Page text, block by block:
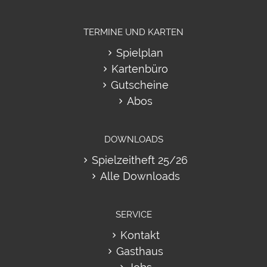
TERMINE UND KARTEN
Spielplan
Kartenbüro
Gutscheine
Abos
DOWNLOADS
Spielzeitheft 25/26
Alle Downloads
SERVICE
Kontakt
Gasthaus